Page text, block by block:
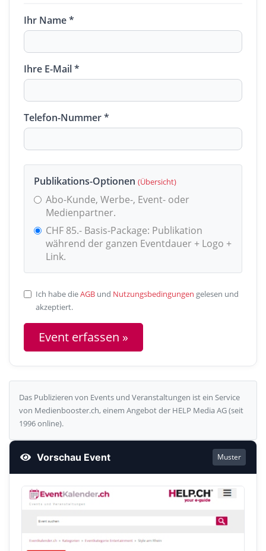
Ihr Name *
Ihre E-Mail *
Telefon-Nummer *
Publikations-Optionen (Übersicht)
Abo-Kunde, Werbe-, Event- oder
Medienpartner.
CHF 85.- Basis-Package: Publikation
während der ganzen Eventdauer + Logo +
Link.
Ich habe dieAGB und Nutzungsbedingungen gelesen und
akzeptiert.
Das Publizieren von Events und Veranstaltungen ist ein Service
von Medienbooster.ch, einem Angebot der HELP Media AG (seit
1996 online).
Vorschau Event Muster